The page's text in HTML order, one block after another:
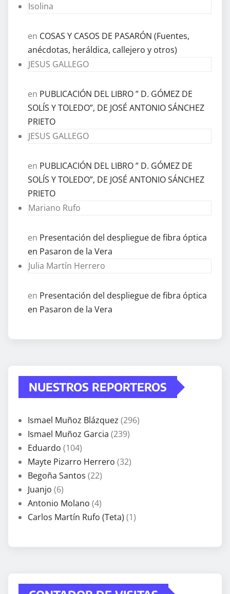
Isolina
en COSAS Y CASOS DE PASARÓN (Fuentes,
anécdotas, heráldica, callejero y otros)
JESUS GALLEGO
en PUBLICACIÓN DEL LIBRO ” D. GÓMEZ DE
SOLÍS Y TOLEDO”, DE JOSÉ ANTONIO SÁNCHEZ
PRIETO
JESUS GALLEGO
en PUBLICACIÓN DEL LIBRO ” D. GÓMEZ DE
SOLÍS Y TOLEDO”, DE JOSÉ ANTONIO SÁNCHEZ
PRIETO
Mariano Rufo
en Presentación del despliegue de fibra óptica
en Pasaron de la Vera
Julia Martín Herrero
en Presentación del despliegue de fibra óptica
en Pasaron de la Vera
NUESTROS REPORTEROS
Ismael Muñoz Blázquez (296)
Ismael Muñoz Garcia (239)
Eduardo (104)
Mayte Pizarro Herrero (32)
Begoña Santos (22)
Juanjo (6)
Antonio Molano (4)
Carlos Martín Rufo (Teta) (1)